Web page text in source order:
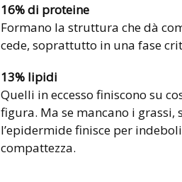
16% di proteine
Formano la struttura che dà
cede, soprattutto in una fase
13% lipidi
Quelli in eccesso finiscono su
figura. Ma se mancano i
l’epidermide finisce per
compattezza.